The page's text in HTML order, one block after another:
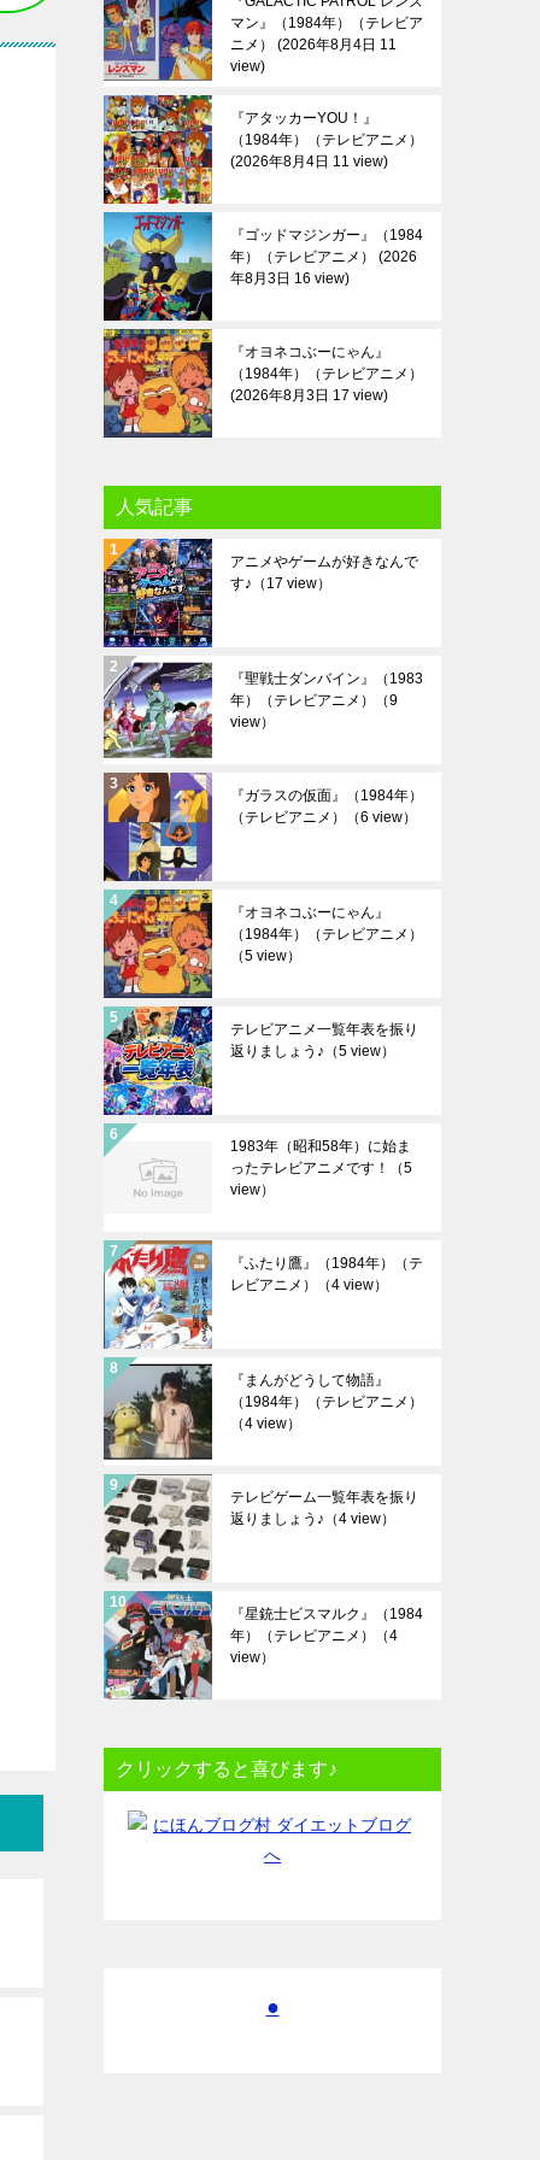
マン』（1984年）（テレビア
ニメ）
2026年8月4日 11
view
『アタッカーYOU！』
（1984年）（テレビアニメ）
2026年8月4日 11 view
『ゴッドマジンガー』（1984
年）（テレビアニメ）
2026
年8月3日 16 view
『オヨネコぶーにゃん』
（1984年）（テレビアニメ）
2026年8月3日 17 view
人気記事
アニメやゲームが好きなんで
す♪ （17 view）
『聖戦士ダンバイン』（1983
年）（テレビアニメ）
（9
view）
『ガラスの仮面』（1984年）
（テレビアニメ）
（6 view）
『オヨネコぶーにゃん』
（1984年）（テレビアニメ）
（5 view）
テレビアニメ一覧年表を振り
返りましょう♪ （5 view）
1983年（昭和58年）に始ま
ったテレビアニメです！
（5
view）
『ふたり鷹』（1984年）（テ
レビアニメ）
（4 view）
『まんがどうして物語』
（1984年）（テレビアニメ）
（4 view）
テレビゲーム一覧年表を振り
返りましょう♪ （4 view）
『星銃士ビスマルク』（1984
年）（テレビアニメ）
（4
view）
クリックすると喜びます♪
●